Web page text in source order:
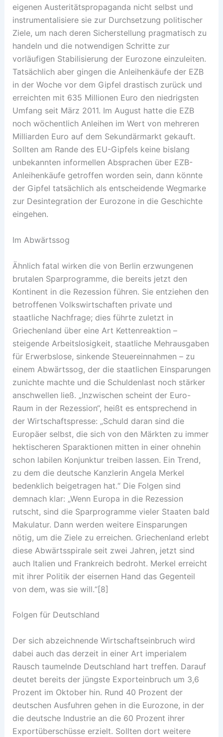
eigenen Austeritätspropaganda nicht selbst und
instrumentalisiere sie zur Durchsetzung politischer
Ziele, um nach deren Sicherstellung pragmatisch zu
handeln und die notwendigen Schritte zur
vorläufigen Stabilisierung der Eurozone einzuleiten.
Tatsächlich aber gingen die Anleihenkäufe der EZB
in der Woche vor dem Gipfel drastisch zurück und
erreichten mit 635 Millionen Euro den niedrigsten
Umfang seit März 2011. Im August hatte die EZB
noch wöchentlich Anleihen im Wert von mehreren
Milliarden Euro auf dem Sekundärmarkt gekauft.
Sollten am Rande des EU-Gipfels keine bislang
unbekannten informellen Absprachen über EZB-
Anleihenkäufe getroffen worden sein, dann könnte
der Gipfel tatsächlich als entscheidende Wegmarke
zur Desintegration der Eurozone in die Geschichte
eingehen.
Im Abwärtssog
Ähnlich fatal wirken die von Berlin erzwungenen
brutalen Sparprogramme, die bereits jetzt den
Kontinent in die Rezession führen. Sie entziehen den
betroffenen Volkswirtschaften private und
staatliche Nachfrage; dies führte zuletzt in
Griechenland über eine Art Kettenreaktion –
steigende Arbeitslosigkeit, staatliche Mehrausgaben
für Erwerbslose, sinkende Steuereinnahmen – zu
einem Abwärtssog, der die staatlichen Einsparungen
zunichte machte und die Schuldenlast noch stärker
anschwellen ließ. „Inzwischen scheint der Euro-
Raum in der Rezession“, heißt es entsprechend in
der Wirtschaftspresse: „Schuld daran sind die
Europäer selbst, die sich von den Märkten zu immer
hektischeren Sparaktionen mitten in einer ohnehin
schon labilen Konjunktur treiben lassen. Ein Trend,
zu dem die deutsche Kanzlerin Angela Merkel
bedenklich beigetragen hat.“ Die Folgen sind
demnach klar: „Wenn Europa in die Rezession
rutscht, sind die Sparprogramme vieler Staaten bald
Makulatur. Dann werden weitere Einsparungen
nötig, um die Ziele zu erreichen. Griechenland erlebt
diese Abwärtsspirale seit zwei Jahren, jetzt sind
auch Italien und Frankreich bedroht. Merkel erreicht
mit ihrer Politik der eisernen Hand das Gegenteil
von dem, was sie will.“[8]
Folgen für Deutschland
Der sich abzeichnende Wirtschaftseinbruch wird
dabei auch das derzeit in einer Art imperialem
Rausch taumelnde Deutschland hart treffen. Darauf
deutet bereits der jüngste Exporteinbruch um 3,6
Prozent im Oktober hin. Rund 40 Prozent der
deutschen Ausfuhren gehen in die Eurozone, in der
die deutsche Industrie an die 60 Prozent ihrer
Exportüberschüsse erzielt. Sollten dort weitere